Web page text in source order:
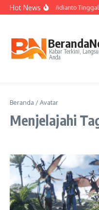
Lewati ke konten
Hot NewsNova Widianto
Kabar Terkini,
Anda
Beranda /Avatar
Menjelajahi